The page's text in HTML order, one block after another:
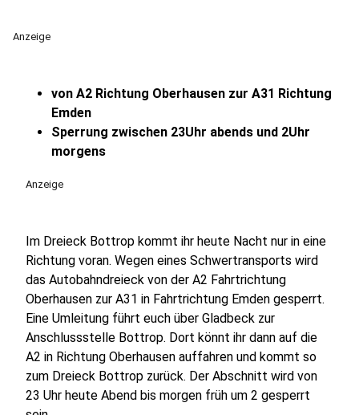
Anzeige
von A2 Richtung Oberhausen zur A31 Richtung
Emden
Sperrung zwischen 23Uhr abends und 2Uhr
morgens
Anzeige
Im Dreieck Bottrop kommt ihr heute Nacht nur in eine
Richtung voran. Wegen eines Schwertransports wird
das Autobahndreieck von der A2 Fahrtrichtung
Oberhausen zur A31 in Fahrtrichtung Emden gesperrt.
Eine Umleitung führt euch über Gladbeck zur
Anschlussstelle Bottrop. Dort könnt ihr dann auf die
A2 in Richtung Oberhausen auffahren und kommt so
zum Dreieck Bottrop zurück. Der Abschnitt wird von
23 Uhr heute Abend bis morgen früh um 2 gesperrt